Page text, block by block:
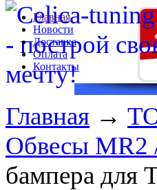
Главная
Новости
Доставка
Оплата
Контакты
Главная →
Обвесы MR2
бампера для